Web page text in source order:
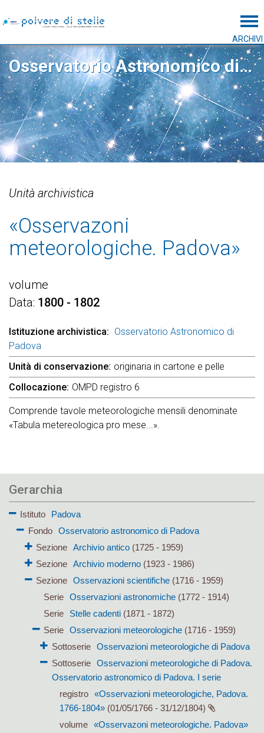
ARCHIVI
Osservatorio Astronomico di Padova
Unità archivistica
«Osservazoni
meteorologiche. Padova»
volume
Data 1800 - 1802
Istituzione archivistica
Osservatorio Astronomico di
Padova
Unità di conservazione originaria in cartone e pelle
Collocazione OMPD registro 6
Comprende tavole meteorologiche mensili denominate
«Tabula metereologica pro mese...».
Gerarchia
Istituto
Padova
Fondo
Osservatorio astronomico di Padova
Sezione Archivio antico(1725 - 1959)
Sezione Archivio moderno(1923 - 1986)
Sezione Osservazioni scientifiche(1716 - 1959)
Serie
Osservazioni astronomiche (1772 - 1914)
Serie
Stelle cadenti (1871 - 1872)
Serie
Osservazioni meteorologiche (1716 - 1959)
Sottoserie
Osservazioni meteorologiche di Padova
Sottoserie
Osservazioni meteorologiche di Padova.
Osservatorio astronomico di Padova. I serie
registro «Osservazioni meteorologiche, Padova.
1766-1804»(01/05/1766 - 31/12/1804)
volume «Osservazoni meteorologiche. Padova»